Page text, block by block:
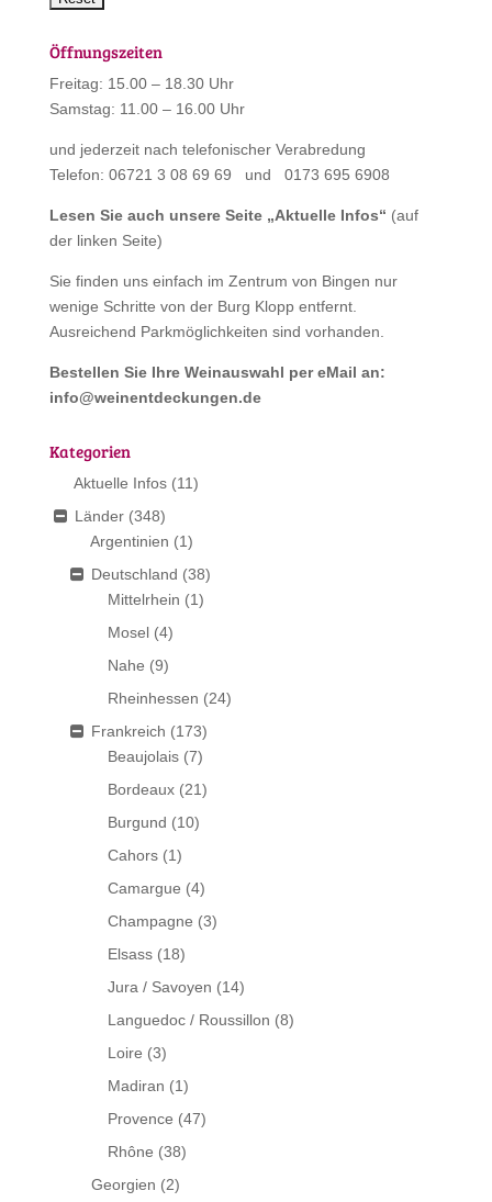
Öffnungszeiten
Freitag: 15.00 – 18.30 Uhr
Samstag: 11.00 – 16.00 Uhr
und jederzeit nach telefonischer Verabredung
Telefon: 06721 3 08 69 69 und 0173 695 6908
Lesen Sie auch unsere Seite „Aktuelle Infos“ (auf
der linken Seite)
Sie finden uns einfach im Zentrum von Bingen nur
wenige Schritte von der Burg Klopp entfernt.
Ausreichend Parkmöglichkeiten sind vorhanden.
Bestellen Sie Ihre Weinauswahl per eMail an:
info@weinentdeckungen.de
Kategorien
Aktuelle Infos (11)
Länder (348)
Argentinien (1)
Deutschland (38)
Mittelrhein (1)
Mosel (4)
Nahe (9)
Rheinhessen (24)
Frankreich (173)
Beaujolais (7)
Bordeaux (21)
Burgund (10)
Cahors (1)
Camargue (4)
Champagne (3)
Elsass (18)
Jura / Savoyen (14)
Languedoc / Roussillon (8)
Loire (3)
Madiran (1)
Provence (47)
Rhône (38)
Georgien (2)